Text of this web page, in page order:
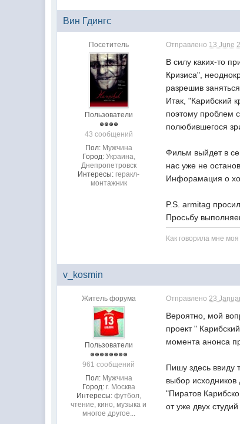
Вин Гдингс
Посетитель
Пользователи
43 сообщений
Пол: Мужчина
Город: Украина,
Днепропетровск
Интересы: геракл-
монтажник
Отправлено 13 June
В силу каких-то
Кризиса",
разрешив
Итак, "Карибский
поэтому проблем
полюбившегося
Фильм выйдет в
нас уже не
Инфорамация о
P.S. armitag
Просьбу
Как говорила мне
v_kosmin
Житель форума
Пользователи
961 сообщений
Пол: Мужчина
Город: г. Москва
Интересы: футбол,
чтение, кино, музыка и
многое другое...
Отправлено23
Вероятно, мой
проект "
момента анонса
Пишу здесь ввиду
выбор
"Пиратов
от уже двух